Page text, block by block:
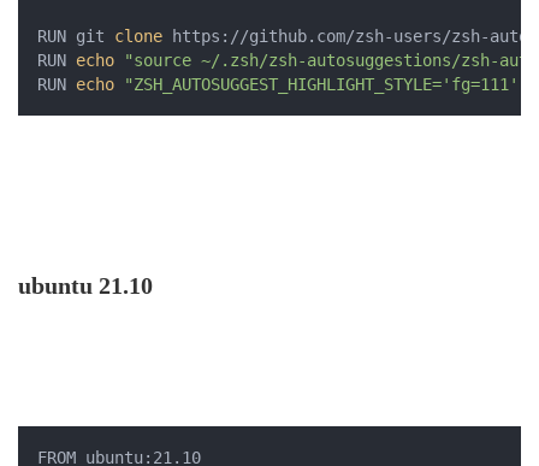
RUN git clone https://github.com/zsh-users/zsh-
RUN echo
"source ~/.zsh/zsh-autosuggestions/zsh-
RUN echo "ZSH_AUTOSUGGEST_HIGHLIGHT_STYLE='fg=111'"
ubuntu 21.10
FROM ubuntu:21.10